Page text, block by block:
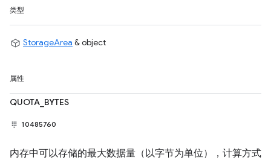
类型
StorageArea & object
属性
QUOTA_BYTES
10485760
内存中可以存储的最大数据量（以字节为单位），计算方式